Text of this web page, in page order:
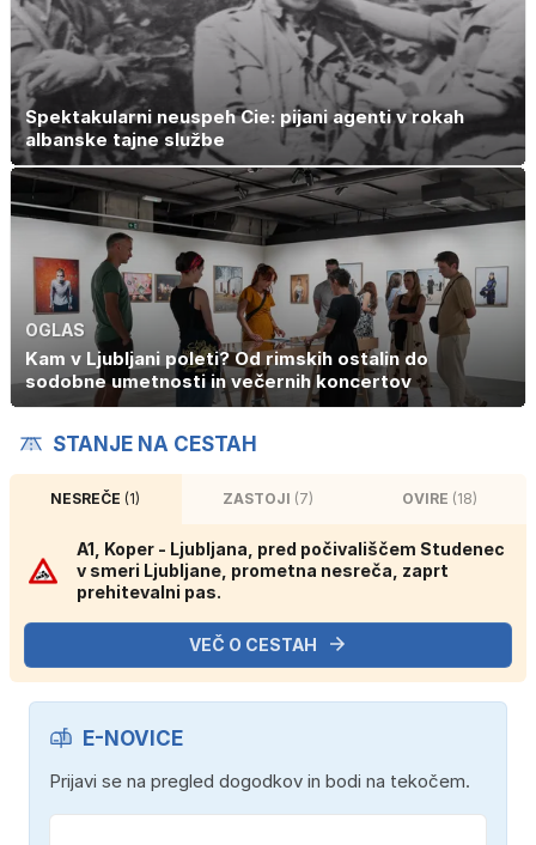
Spektakularni neuspeh Cie: pijani agenti v rokah
albanske tajne službe
OGLAS
Kam v Ljubljani poleti? Od rimskih ostalin do
sodobne umetnosti in večernih koncertov
STANJE NA CESTAH
NESREČE(1) ZASTOJI (7) OVIRE (18)
A1, Koper - Ljubljana, pred počivališčem Studenec
v smeri Ljubljane, prometna nesreča, zaprt
prehitevalni pas.
VEČ O CESTAH
E-NOVICE
Prijavi se na pregled dogodkov in bodi na tekočem.